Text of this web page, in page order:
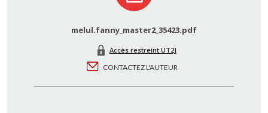
melul.fanny_master2_35423.pdf
Accès restreint UT2J
CONTACTEZ L'AUTEUR